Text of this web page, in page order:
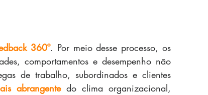
360º. Por meio desse processo, os
comportamentos e desempenho não
de trabalho, subordinados e clientes
abrangente do clima organizacional,